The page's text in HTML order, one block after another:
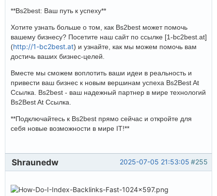
**Bs2best: Ваш путь к успеху**
Хотите узнать больше о том, как Bs2best может помочь
вашему бизнесу? Посетите наш сайт по ссылке [1-bc2best.at]
(http://1-bc2best.at) и узнайте, как мы можем помочь вам
достичь ваших бизнес-целей.
Вместе мы сможем воплотить ваши идеи в реальность и
привести ваш бизнес к новым вершинам успеха Bs2Best At
Ссылка. Bs2best - ваш надежный партнер в мире технологий
Bs2Best At Ссылка.
**Подключайтесь к Bs2best прямо сейчас и откройте для
себя новые возможности в мире IT!**
#255
2025-07-05 21:53:05
Shraunedw